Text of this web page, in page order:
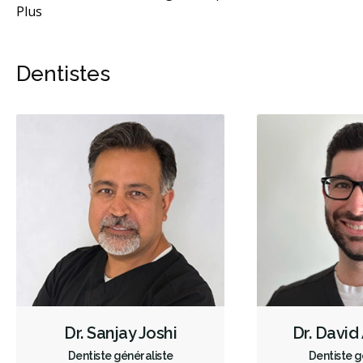
Plus
Dentistes
Dr. Sanjay Joshi
Dentiste généraliste
Dr.
Dentiste